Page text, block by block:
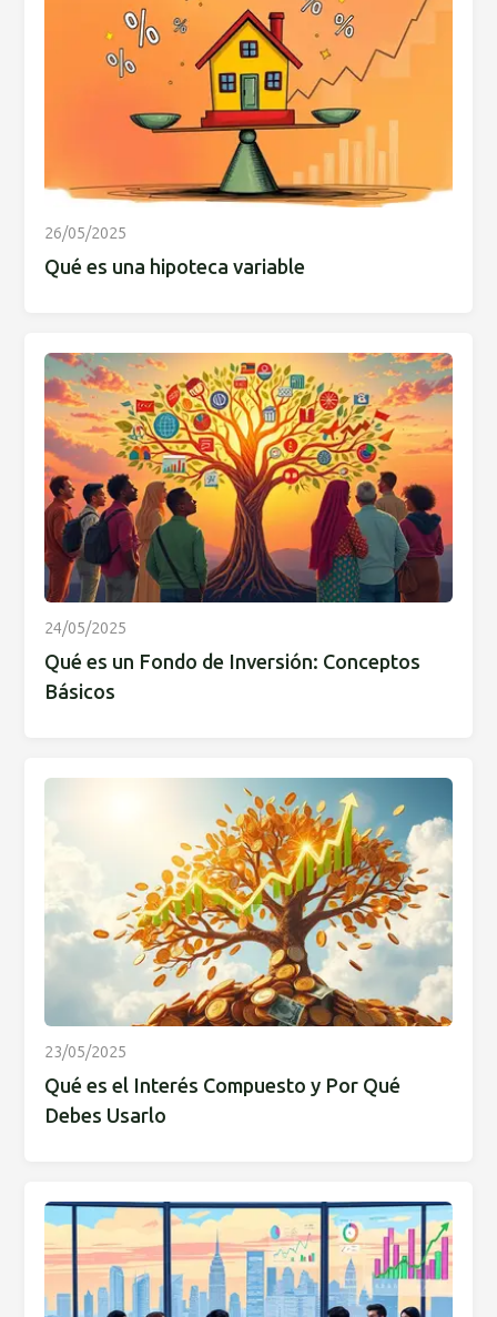
26/05/2025
Qué es una hipoteca variable
24/05/2025
Qué es un Fondo de Inversión: Conceptos
Básicos
23/05/2025
Qué es el Interés Compuesto y Por Qué
Debes Usarlo